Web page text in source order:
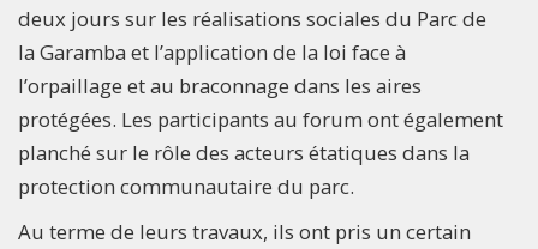
deux jours sur les réalisations sociales du Parc de
la Garamba et l’application de la loi face à
l’orpaillage et au braconnage dans les aires
protégées. Les participants au forum ont également
planché sur le rôle des acteurs étatiques dans la
protection communautaire du parc.
Au terme de leurs travaux, ils ont pris un certain